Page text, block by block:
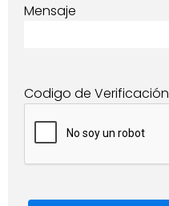
Mensaje
Codigo de Verificación